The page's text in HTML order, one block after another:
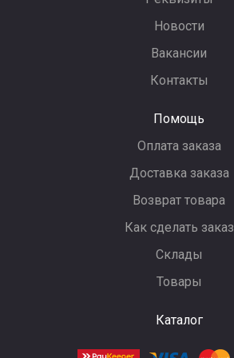
Новости
Вакансии
Контакты
Помощь
Оплата заказа
Доставка заказа
Возврат товара
Как сделать заказ
Склады
Товары
Каталог